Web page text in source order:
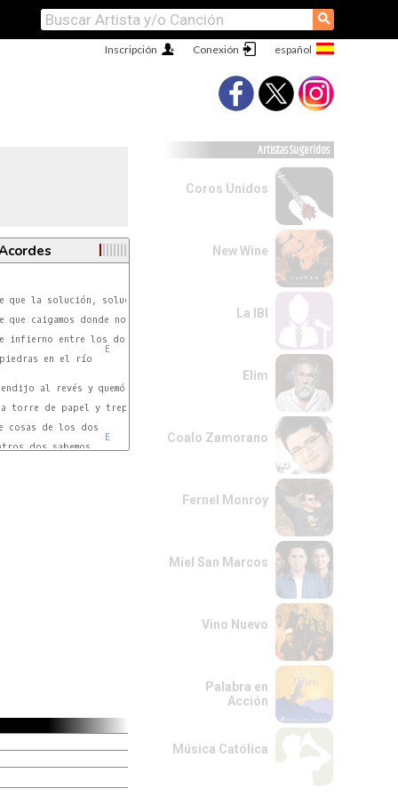
⚲
Conexión
Inscripción
E
en el río
E
E
Artistas Sugeridos
Coros Unidos
New Wine
La IBI
Elim
Coalo Zamorano
Fernel Monroy
Miel San Marcos
Vino Nuevo
Palabra en
Acción
Música Católica